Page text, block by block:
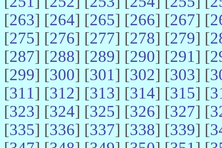
[263] [264] [265] [266] [267] [
[275] [276] [277] [278] [279] [
[287] [288] [289] [290] [291] [
[299] [300] [301] [302] [303] [
[311] [312] [313] [314] [315] [
[323] [324] [325] [326] [327] [
[335] [336] [337] [338] [339] [